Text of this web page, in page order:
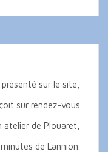
sur le site,
sur rendez-vous
atelier de Plouaret,
de Lannion.